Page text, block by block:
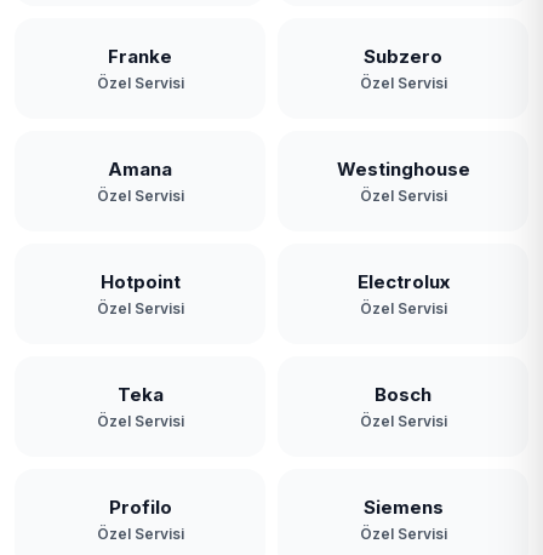
Franke
Özel Servisi
Subzero
Özel Servisi
Amana
Özel Servisi
Westinghouse
Özel Servisi
Hotpoint
Özel Servisi
Electrolux
Özel Servisi
Teka
Özel Servisi
Bosch
Özel Servisi
Profilo
Özel Servisi
Siemens
Özel Servisi